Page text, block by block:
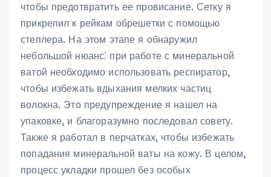
чтобы предотвратить ее провисание. Сетку я
прикрепил к рейкам обрешетки с помощью
степлера. На этом этапе я обнаружил
небольшой нюанс⁚ при работе с минеральной
ватой необходимо использовать респиратор,
чтобы избежать вдыхания мелких частиц
волокна. Это предупреждение я нашел на
упаковке, и благоразумно последовал совету.
Также я работал в перчатках, чтобы избежать
попадания минеральной ваты на кожу. В целом,
процесс укладки прошел без особых